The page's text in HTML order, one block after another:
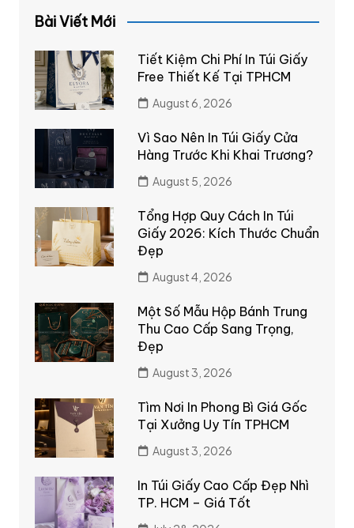
Bài Viết Mới
Tiết Kiệm Chi Phí In Túi Giấy
Free Thiết Kế Tại TPHCM
August 6, 2026
Vì Sao Nên In Túi Giấy Cửa
Hàng Trước Khi Khai Trương?
August 5, 2026
Tổng Hợp Quy Cách In Túi
Giấy 2026: Kích Thước Chuẩn
Đẹp
August 4, 2026
Một Số Mẫu Hộp Bánh Trung
Thu Cao Cấp Sang Trọng,
Đẹp
August 3, 2026
Tìm Nơi In Phong Bì Giá Gốc
Tại Xưởng Uy Tín TPHCM
August 3, 2026
In Túi Giấy Cao Cấp Đẹp Nhì
TP. HCM – Giá Tốt